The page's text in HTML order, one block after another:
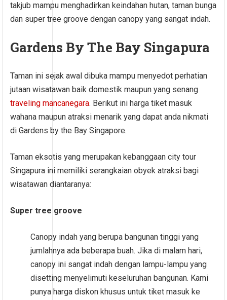
takjub mampu menghadirkan keindahan hutan, taman bunga
dan super tree groove dengan canopy yang sangat indah.
Gardens By The Bay Singapura
Taman ini sejak awal dibuka mampu menyedot perhatian
jutaan wisatawan baik domestik maupun yang senang
traveling mancanegara. Berikut ini harga tiket masuk
wahana maupun atraksi menarik yang dapat anda nikmati
di Gardens by the Bay Singapore.
Taman eksotis yang merupakan kebanggaan city tour
Singapura ini memiliki serangkaian obyek atraksi bagi
wisatawan diantaranya:
Super tree groove
Canopy indah yang berupa bangunan tinggi yang
jumlahnya ada beberapa buah. Jika di malam hari,
canopy ini sangat indah dengan lampu-lampu yang
disetting menyelimuti keseluruhan bangunan. Kami
punya harga diskon khusus untuk tiket masuk ke